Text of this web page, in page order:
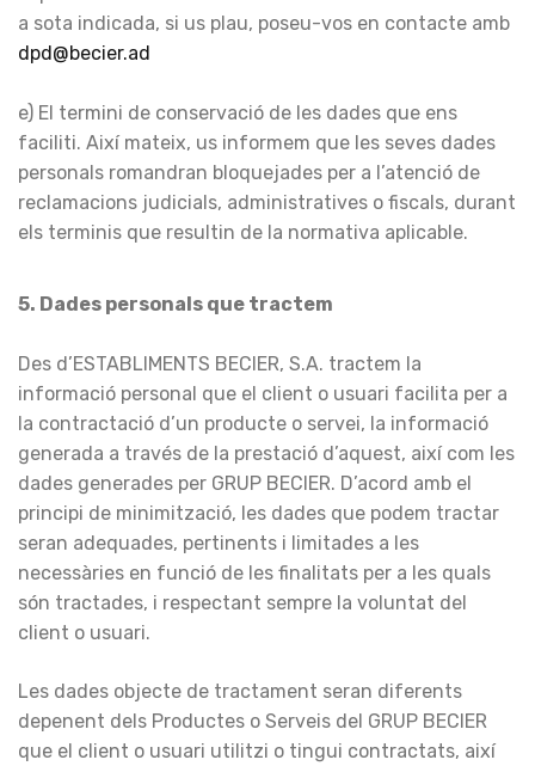
a sota indicada, si us plau, poseu-vos en contacte amb
dpd@becier.ad
e) El termini de conservació de les dades que ens
faciliti. Així mateix, us informem que les seves dades
personals romandran bloquejades per a l’atenció de
reclamacions judicials, administratives o fiscals, durant
els terminis que resultin de la normativa aplicable.
5. Dades personals que tractem
Des d’ESTABLIMENTS BECIER, S.A. tractem la
informació personal que el client o usuari facilita per a
la contractació d’un producte o servei, la informació
generada a través de la prestació d’aquest, així com les
dades generades per GRUP BECIER. D’acord amb el
principi de minimització, les dades que podem tractar
seran adequades, pertinents i limitades a les
necessàries en funció de les finalitats per a les quals
són tractades, i respectant sempre la voluntat del
client o usuari.
Les dades objecte de tractament seran diferents
depenent dels Productes o Serveis del GRUP BECIER
que el client o usuari utilitzi o tingui contractats, així